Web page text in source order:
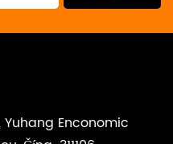
Yuhang Enconomic